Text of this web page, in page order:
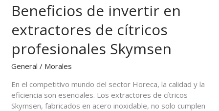
Beneficios de invertir en
extractores de cítricos
profesionales Skymsen
General / Morales
En el competitivo mundo del sector Horeca, la calidad y la
eficiencia son esenciales. Los extractores de cítricos
Skymsen, fabricados en acero inoxidable, no solo cumplen